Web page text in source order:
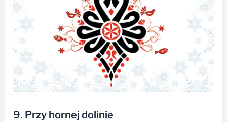
9. Przy hornej dolinie